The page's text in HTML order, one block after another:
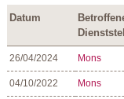
Datum
26/04/2024 Mons
04/10/2022 Mons